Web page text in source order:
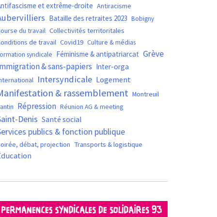
et extrême-droite Antiracisme
Bataille des retraites 2023 Bobigny
du travail Collectivités territoritales
de travail Covid19 Culture & médias
syndicale Féminisme & antipatriarcat Grève
& sans-papiers Inter-orga
Intersyndicale Logement
& rassemblement Montreuil
Répression Réunion AG & meeting
Denis Santé social
publics & fonction publique
débat, projection Transports & logistique